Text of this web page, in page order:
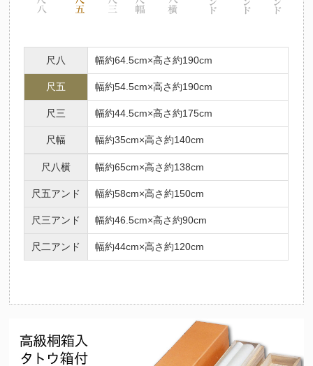
尺八 幅約64.5cm×高さ約190cm
尺五 幅約54.5cm×高さ約190cm
尺三 幅約44.5cm×高さ約175cm
尺幅 幅約35cm×高さ約140cm
尺八横 幅約65cm×高さ約138cm
尺五アンド 幅約58cm×高さ約150cm
尺三アンド 幅約46.5cm×高さ約90cm
尺二アンド 幅約44cm×高さ約120cm